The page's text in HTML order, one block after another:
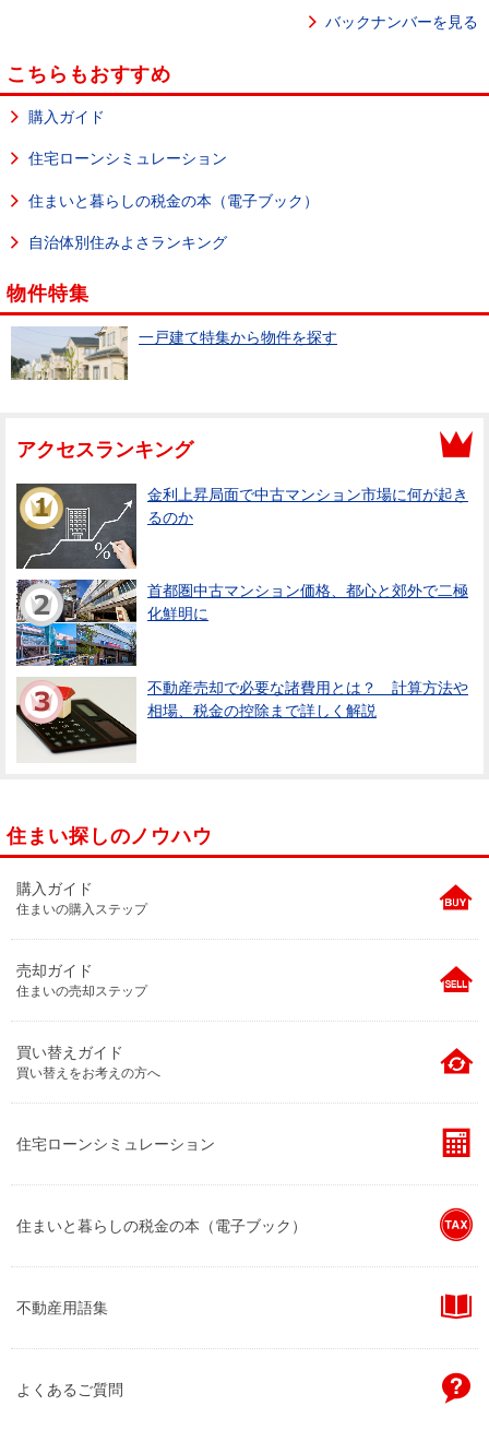
バックナンバーを見る
こちらもおすすめ
購入ガイド
住宅ローンシミュレーション
住まいと暮らしの税金の本（電子ブック）
自治体別住みよさランキング
物件特集
一戸建て特集から物件を探す
アクセスランキング
金利上昇局面で中古マンション市場に何が起き
るのか
首都圏中古マンション価格、都心と郊外で二極
化鮮明に
不動産売却で必要な諸費用とは？ 計算方法や
相場、税金の控除まで詳しく解説
住まい探しのノウハウ
購入ガイド
住まいの購入ステップ
売却ガイド
住まいの売却ステップ
買い替えガイド
買い替えをお考えの方へ
住宅ローンシミュレーション
住まいと暮らしの税金の本（電子ブック）
不動産用語集
よくあるご質問